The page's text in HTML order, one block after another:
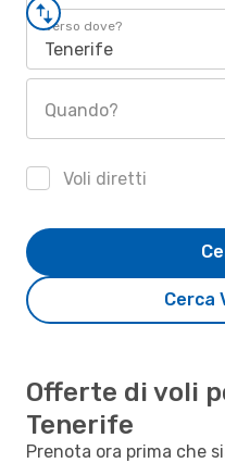
Verso dove?
Tenerife
Quando?
Voli diretti
Cerca
Offerte di voli
Tenerife
Prenota ora prima che